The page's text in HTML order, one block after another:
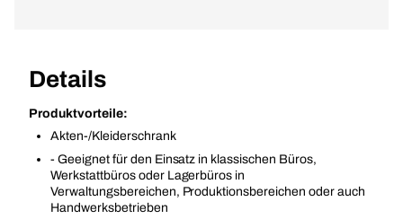
Details
Produktvorteile:
Akten-/Kleiderschrank
- Geeignet für den Einsatz in klassischen Büros,
Werkstattbüros oder Lagerbüros in
Verwaltungsbereichen, Produktionsbereichen oder auch
Handwerksbetrieben